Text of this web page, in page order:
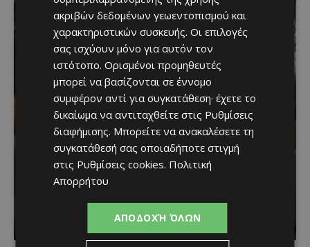
Μια βραδιά γεμάτη
παράδοση, μουσική και
κέφι στον Δελίκηπο για
τη γιορτή του
Χρυσοσώτηρος
- August 7, 2026
ακριβών δεδομένων γεωεντοπισμού και
χαρακτηριστικών συσκευής. Οι επιλογές
σας ισχύουν μόνο για αυτόν τον
ιστότοπο. Ορισμένοι προμηθευτές
μπορεί να βασίζονται σε έννομο
συμφέρον αντί για συγκατάθεση· έχετε το
δικαίωμα να αντιταχθείτε στις Ρυθμίσεις
διαφήμισης. Μπορείτε να ανακαλέσετε τη
συγκατάθεσή σας οποιαδήποτε στιγμή
στις Ρυθμίσεις cookies. Πολιτική
Απορρήτου
ΑΠΟΔΟΧΉ ΌΛΩΝ